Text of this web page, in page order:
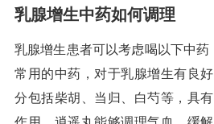
乳腺增生中药如何调理
乳腺增生患者可以考虑喝以下中药
常用的中药，对于乳腺增生有良
分包括柴胡、当归、白芍等，具